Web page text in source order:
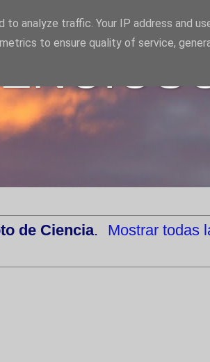
de Ciencia.
Mostrar todas
analyze traffic. Your IP address and
to ensure quality of service,